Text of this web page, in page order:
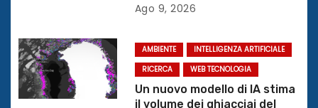
e
a
r
Ago 9, 2026
AMBIENTE
INTELLIGENZA ARTIFICIALE
RICERCA
WEB TECNOLOGIA
Un nuovo modello di IA stima
il volume dei ghiacciai del